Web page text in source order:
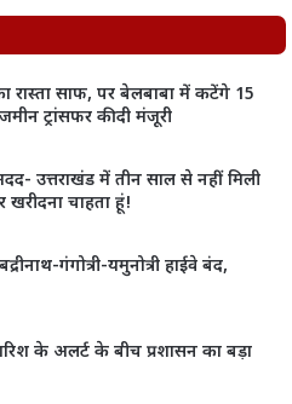
रास्ता साफ, पर बेलबाबा में कटेंगे 15
ट्रांसफर की दी मंजूरी
उत्तराखंड में तीन साल से नहीं मिली
चाहता हूं!
गंगोत्री-यमुनोत्री हाईवे बंद,
के अलर्ट के बीच प्रशासन का बड़ा